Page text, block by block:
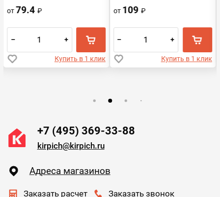
от 79.4₽
– +
Купить в 1 клик
от 109₽
– +
Купить в 1 клик
+7 (495) 369-33-88
kirpich@kirpich.ru
Адреса магазинов
Заказать расчет Заказать звонок